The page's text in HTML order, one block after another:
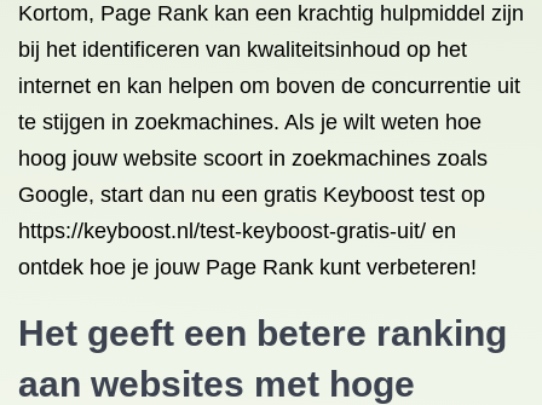
Kortom, Page Rank kan een krachtig hulpmiddel zijn
bij het identificeren van kwaliteitsinhoud op het
internet en kan helpen om boven de concurrentie uit
te stijgen in zoekmachines. Als je wilt weten hoe
hoog jouw website scoort in zoekmachines zoals
Google, start dan nu een gratis Keyboost test op
https://keyboost.nl/test-keyboost-gratis-uit/ en
ontdek hoe je jouw Page Rank kunt verbeteren!
Het geeft een betere ranking
aan websites met hoge